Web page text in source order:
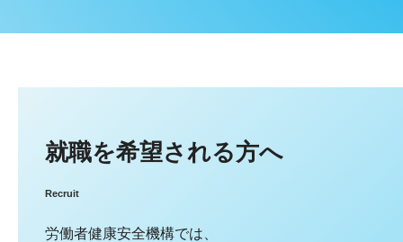
就職を希望される方へ
Recruit
労働者健康安全機構では、